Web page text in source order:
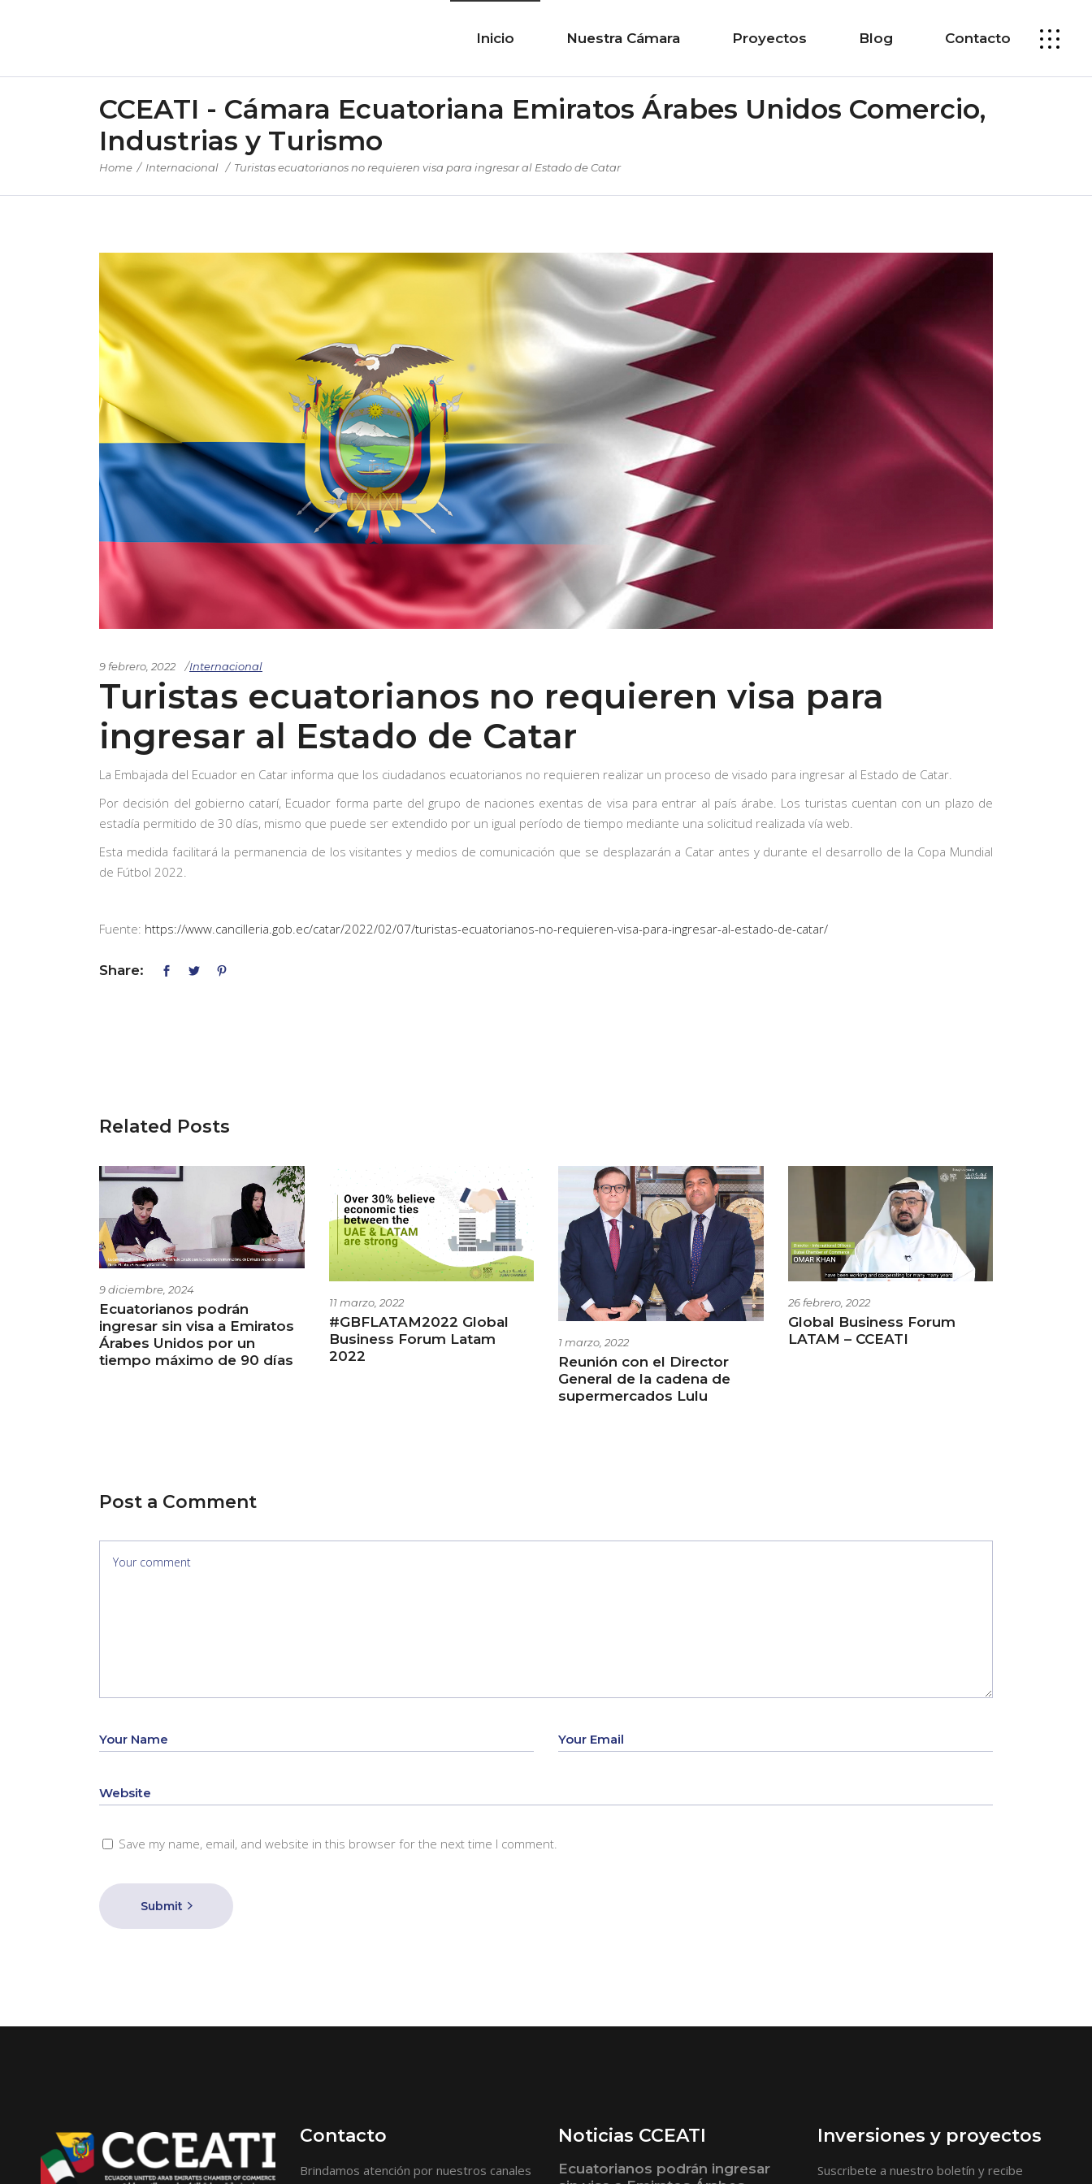
Inicio Nuestra Cámara Proyectos Blog Contacto
CCEATI - Cámara Ecuatoriana Emiratos Árabes Unidos Comercio,
Industrias y Turismo
Home / Internacional / Turistas ecuatorianos no requieren visa para ingresar al Estado de Catar
9 febrero, 2022 Internacional
Turistas ecuatorianos no requieren visa para
ingresar al Estado de Catar
La Embajada del Ecuador en Catar informa que los ciudadanos ecuatorianos no requieren realizar un proceso de visado para ingresar al Estado de Catar.
Por decisión del gobierno catarí, Ecuador forma parte del grupo de naciones exentas de visa para entrar al país árabe. Los turistas cuentan con un plazo de
estadía permitido de 30 días, mismo que puede ser extendido por un igual período de tiempo mediante una solicitud realizada vía web.
Esta medida facilitará la permanencia de los visitantes y medios de comunicación que se desplazarán a Catar antes y durante el desarrollo de la Copa Mundial
de Fútbol 2022.
Fuente: https://www.cancilleria.gob.ec/catar/2022/02/07/turistas-ecuatorianos-no-requieren-visa-para-ingresar-al-estado-de-catar/
Share:
Related Posts
9 diciembre, 2024
Ecuatorianos podrán
ingresar sin visa a Emiratos
Árabes Unidos por un
tiempo máximo de 90 días
11 marzo, 2022
#GBFLATAM2022 Global
Business Forum Latam
2022
1 marzo, 2022
Reunión con el Director
General de la cadena de
supermercados Lulu
26 febrero, 2022
Global Business Forum
LATAM – CCEATI
Post a Comment
Save my name, email, and website in this browser for the next time I comment.
Submit
Contacto
Brindamos atención por nuestros canales
Noticias CCEATI
Ecuatorianos podrán ingresar
Inversiones y proyectos
Suscribete a nuestro boletín y recibe